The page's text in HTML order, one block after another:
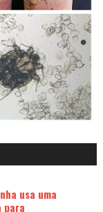
usa uma
para